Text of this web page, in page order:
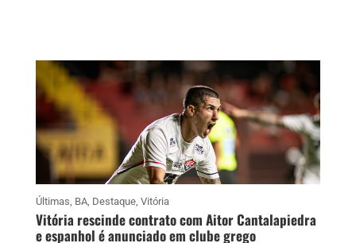
Últimas, BA, Destaque, Vitória
Vitória rescinde contrato com Aitor Cantalapiedra
e espanhol é anunciado em clube grego